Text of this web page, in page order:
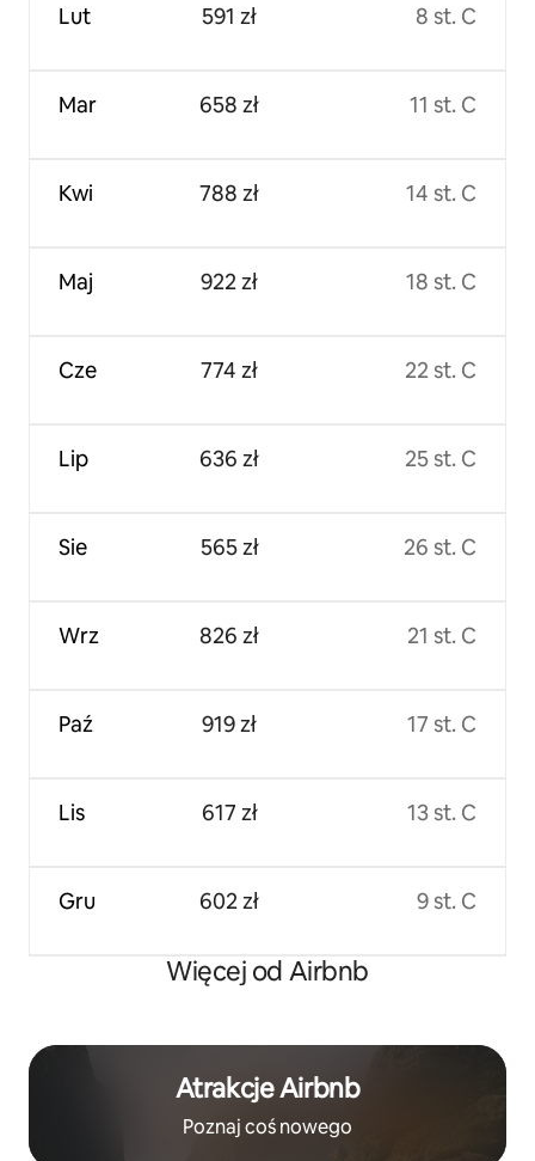
Lut
Mar
Kwi
Maj
Cze
Lip
Sie
Wrz
Paź
Lis
Gru
591 zł
658 zł
788 zł
922 zł
774 zł
636 zł
565 zł
826 zł
919 zł
617 zł
602 zł
8 st. C
11 st. C
14 st. C
18 st. C
22 st. C
25 st. C
26 st. C
21 st. C
17 st. C
13 st. C
9 st. C
Więcej od Airbnb
Atrakcje Airbnb
Poznaj coś nowego